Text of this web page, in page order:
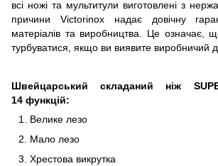
всі ножі та мультитули виготовлені з
причини Victorinox надає довічну
матеріалів та виробництва. Це означає,
турбуватися, якщо ви виявите виробничий
Швейцарський складаний ніж
14 функцій:
Велике лезо
Мало лезо
Хрестова викрутка